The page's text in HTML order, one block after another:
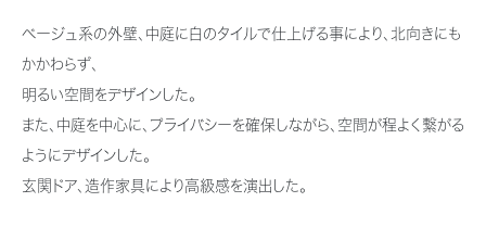
これから住まいをご検討の方
多彩な動画やこだわりが詰まった建築実例、注目の最新情報など、住まい
づくりを楽しく学べるデジタルラウンジです。
ホームラウンジ 新築・戸建て
ミサワゼネラルソリューション
ミサワオーナーズクラブ
障がい者採用
ウエルネス事業
ベージュ系の外壁、中庭に白のタイルで仕上げる事により、北向きにも
かかわらず、
明るい空間をデザインした。
また、中庭を中心に、プライバシーを確保しながら、空間が程よく繋がる
ようにデザインした。
玄関ドア、造作家具により高級感を演出した。